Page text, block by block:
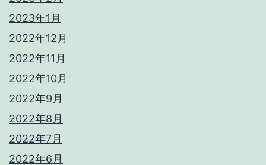
2023年1月
2022年12月
2022年11月
2022年10月
2022年9月
2022年8月
2022年7月
2022年6月